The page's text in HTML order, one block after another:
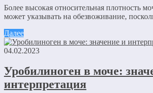
Более высокая относительная плотность
может указывать на обезвоживание,
Далее
04.02.2023
Уробилиноген в моче:
интерпретация